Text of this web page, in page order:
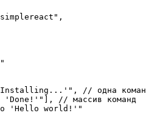
simplereact" ,
'Installing...'" ,
// одна
'Done!'" ],
// массив команд
'Hello world!'"